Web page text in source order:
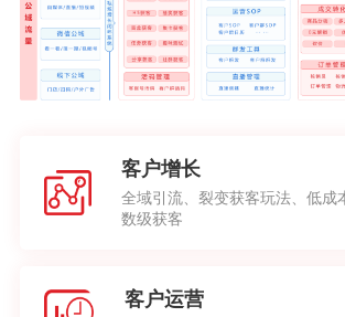
客户增长
全域引流、裂变获客玩法、低成
数级获客
客户运营